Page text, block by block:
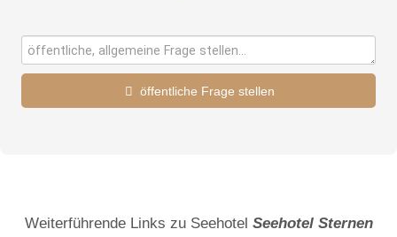
öffentliche Frage stellen
Weiterführende Links zu Seehotel Seehotel Sternen